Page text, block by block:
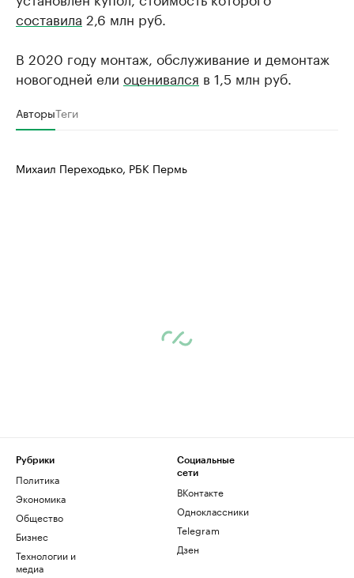
составила 2,6 млн руб.
В 2020 году монтаж, обслуживание и демонтаж
новогодней ели оценивался в 1,5 млн руб.
АвторыТеги
Михаил Переходько, РБК Пермь
Рубрики
Политика
Экономика
Общество
Бизнес
Технологии и
медиа
Социальные
сети
ВКонтакте
Одноклассники
Telegram
Дзен